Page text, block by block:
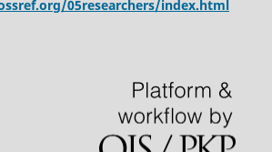
05researchers/index.html